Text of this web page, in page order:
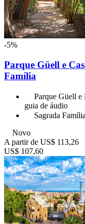
-5%
Parque Güell e
Família
Parque Güell e
guia de áudio
Sagrada
Novo
A partir de US$ 113,26
US$ 107,60